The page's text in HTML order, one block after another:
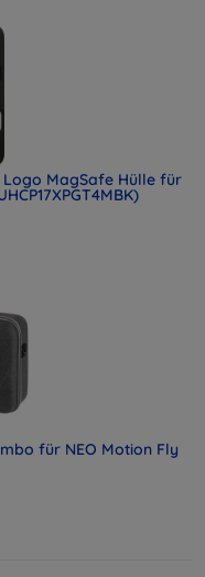
Logo MagSafe Hülle für
für NEO Motion Fly